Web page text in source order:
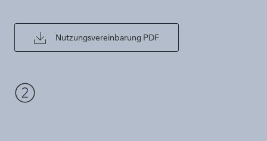
Nutzungsvereinbarung PDF